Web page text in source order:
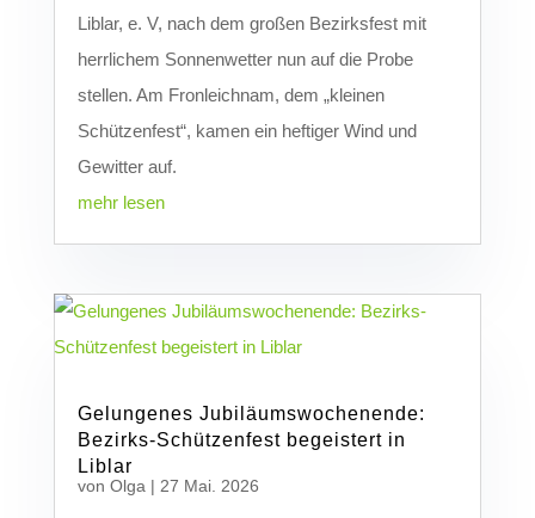
Liblar, e. V, nach dem großen Bezirksfest mit
herrlichem Sonnenwetter nun auf die Probe
stellen. Am Fronleichnam, dem „kleinen
Schützenfest“, kamen ein heftiger Wind und
Gewitter auf.
mehr lesen
Gelungenes Jubiläumswochenende:
Bezirks-Schützenfest begeistert in
Liblar
von Olga| 27 Mai. 2026